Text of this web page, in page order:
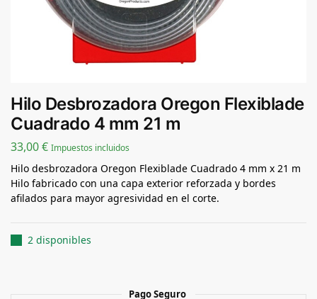
Hilo Desbrozadora Oregon Flexiblade
Cuadrado 4 mm 21 m
33,00€ Impuestos incluidos
Hilo desbrozadora Oregon Flexiblade Cuadrado 4 mm x 21 m
Hilo fabricado con una capa exterior reforzada y bordes
afilados para mayor agresividad en el corte.
2 disponibles
Pago Seguro